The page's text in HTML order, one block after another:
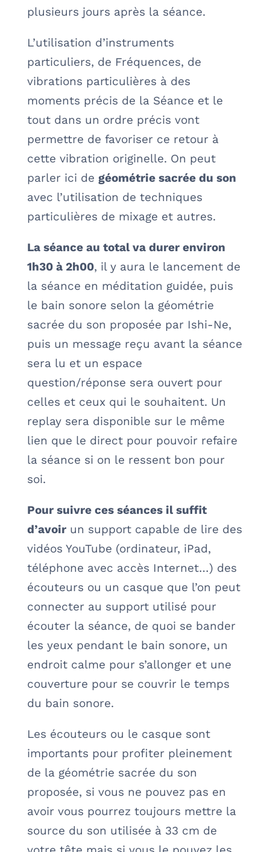
plusieurs jours après la séance.
L’utilisation d’instruments
particuliers, de Fréquences, de
vibrations particulières à des
moments précis de la Séance et le
tout dans un ordre précis vont
permettre de favoriser ce retour à
cette vibration originelle. On peut
parler ici de géométrie sacrée du son
avec l’utilisation de techniques
particulières de mixage et autres.
La séance au total va durer environ
1h30 à 2h00, il y aura le lancement de
la séance en méditation guidée, puis
le bain sonore selon la géométrie
sacrée du son proposée par Ishi-Ne,
puis un message reçu avant la séance
sera lu et un espace
question/réponse sera ouvert pour
celles et ceux qui le souhaitent. Un
replay sera disponible sur le même
lien que le direct pour pouvoir refaire
la séance si on le ressent bon pour
soi.
Pour suivre ces séances il suffit
d’avoirun support capable de lire des
vidéos YouTube (ordinateur, iPad,
téléphone avec accès Internet…) des
écouteurs ou un casque que l’on peut
connecter au support utilisé pour
écouter la séance, de quoi se bander
les yeux pendant le bain sonore, un
endroit calme pour s’allonger et une
couverture pour se couvrir le temps
du bain sonore.
Les écouteurs ou le casque sont
importants pour profiter pleinement
de la géométrie sacrée du son
proposée, si vous ne pouvez pas en
avoir vous pourrez toujours mettre la
source du son utilisée à 33 cm de